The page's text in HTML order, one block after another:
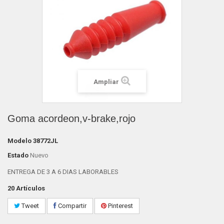
Ampliar
Goma acordeon,v-brake,rojo
Modelo 38772JL
Estado Nuevo
ENTREGA DE 3 A 6 DIAS LABORABLES
20 Artículos
Tweet Compartir Pinterest